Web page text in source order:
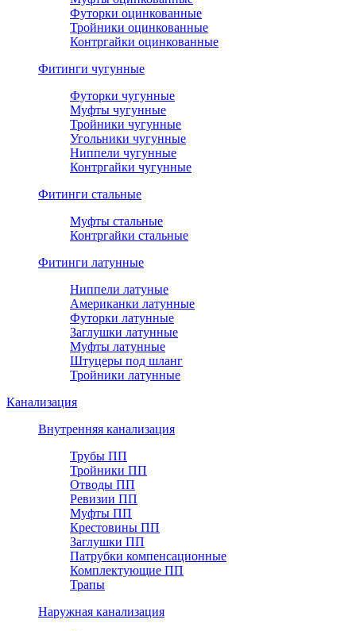
Футорки оцинкованные
Тройники оцинкованные
Контргайки оцинкованные
Фитинги чугунные
Футорки чугунные
Муфты чугунные
Тройники чугунные
Угольники чугунные
Ниппели чугунные
Контргайки чугунные
Фитинги стальные
Муфты стальные
Контргайки стальные
Фитинги латунные
Ниппели латуные
Американки латунные
Футорки латунные
Заглушки латунные
Муфты латунные
Штуцеры под шланг
Тройники латунные
Канализация
Внутренняя канализация
Трубы ПП
Тройники ПП
Отводы ПП
Ревизии ПП
Муфты ПП
Крестовины ПП
Заглушки ПП
Патрубки компенсационные
Комплектующие ПП
Трапы
Наружная канализация